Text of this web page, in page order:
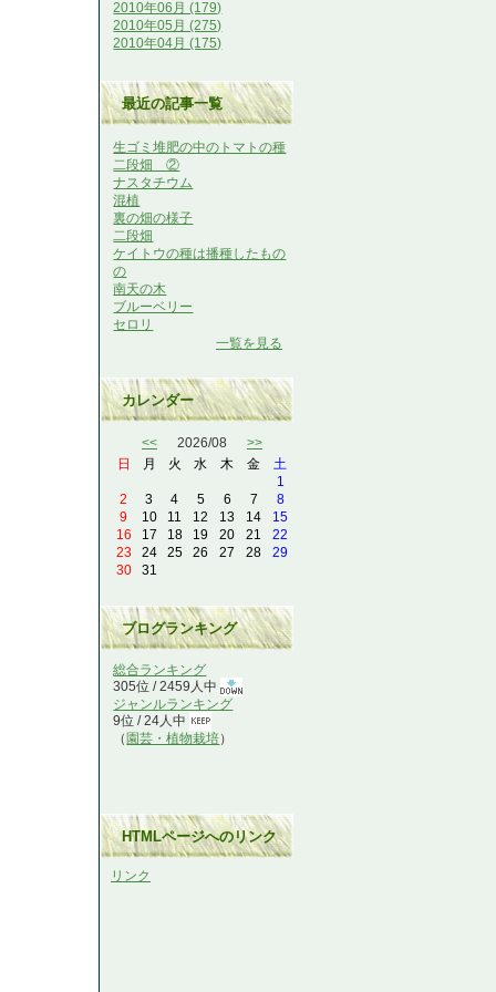
2010年06月 (179)
2010年05月 (275)
2010年04月 (175)
最近の記事一覧
生ゴミ堆肥の中のトマトの種
二段畑 ②
ナスタチウム
混植
裏の畑の様子
二段畑
ケイトウの種は播種したもの
の
南天の木
ブルーベリー
セロリ
一覧を見る
カレンダー
<< 2026/08 >>
日
月 火 水 木 金
土
1
2
3 4 5 6 7
8
9
10 11 12 13 14
15
16
17 18 19 20 21
22
23
24 25 26 27 28
29
30
31
ブログランキング
総合ランキング
305位 / 2459人中
ジャンルランキング
9位 / 24人中
（ 園芸・植物栽培）
HTMLページへのリンク
リンク